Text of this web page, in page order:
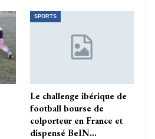
SPORTS
Le challenge ibérique de
football bourse de
colporteur en France et
dispensé BeIN…